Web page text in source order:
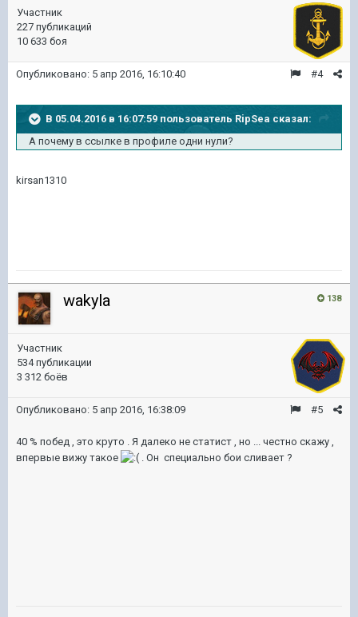
Участник
227 публикаций
10 633 боя
#4
Опубликовано: 5 апр 2016, 16:10:40
В 05.04.2016 в 16:07:59 пользователь RipSea сказал:
А почему в ссылке в профиле одни нули?
kirsan1310
138
wakyla
Участник
534 публикации
3 312 боёв
#5
Опубликовано: 5 апр 2016, 16:38:09
40 % побед , это круто . Я далеко не статист , но ... честно скажу ,
впервые вижу такое
. Он специально бои сливает ?